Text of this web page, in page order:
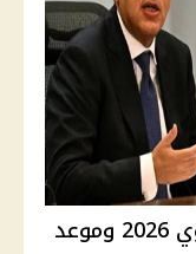
موقف ترحيل إجازة المولد النبوي 2026 وموعد